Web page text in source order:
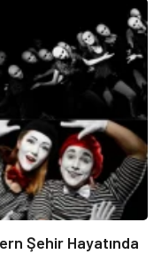
Şehir Hayatında